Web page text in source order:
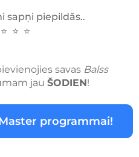
sapņi piepildās..
⭐ ⭐
savas Balss
jau ŠODIEN!
programmai!